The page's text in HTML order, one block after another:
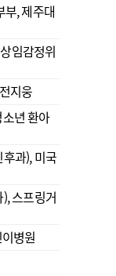
부, 제주대
임감정위
지웅
년 환아
과), 미국
스프링거
병원